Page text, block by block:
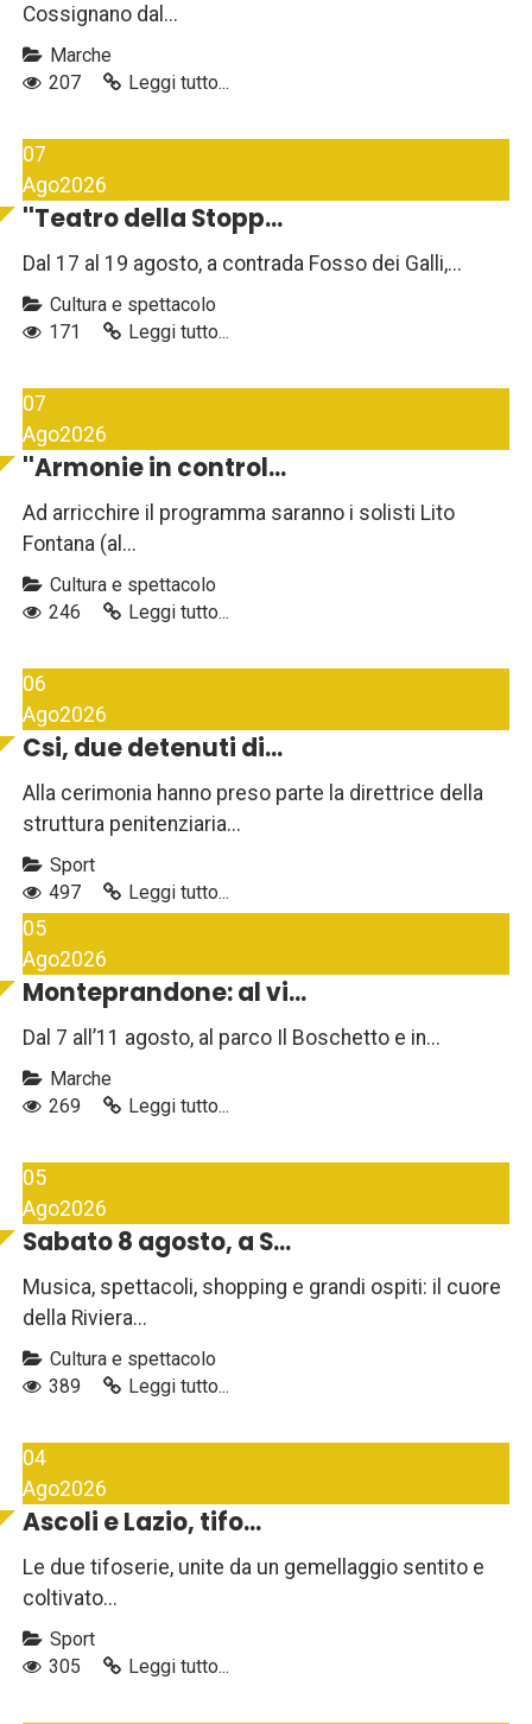
Cossignano dal...
Marche
207
Leggi tutto...
07
Ago2026
''Teatro della Stopp...
Dal 17 al 19 agosto, a contrada Fosso dei Galli,...
Cultura e spettacolo
171
Leggi tutto...
07
Ago2026
''Armonie in control...
Ad arricchire il programma saranno i solisti Lito
Fontana (al...
Cultura e spettacolo
246
Leggi tutto...
06
Ago2026
Csi, due detenuti di...
Alla cerimonia hanno preso parte la direttrice della
struttura penitenziaria...
Sport
497
Leggi tutto...
05
Ago2026
Monteprandone: al vi...
Dal 7 all’11 agosto, al parco Il Boschetto e in...
Marche
269
Leggi tutto...
05
Ago2026
Sabato 8 agosto, a S...
Musica, spettacoli, shopping e grandi ospiti: il cuore
della Riviera...
Cultura e spettacolo
389
Leggi tutto...
04
Ago2026
Ascoli e Lazio, tifo...
Le due tifoserie, unite da un gemellaggio sentito e
coltivato...
Sport
305
Leggi tutto...